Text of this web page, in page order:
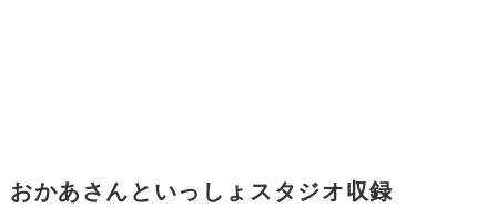
おかあさんといっしょスタジオ収録